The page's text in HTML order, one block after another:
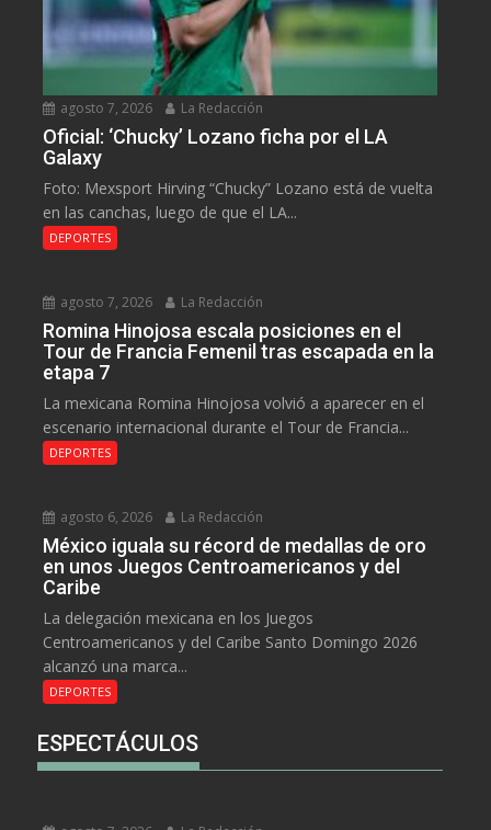
agosto 7, 2026 La Redacción
Oficial: ‘Chucky’ Lozano ficha por el LA
Galaxy
Foto: Mexsport Hirving “Chucky” Lozano está de vuelta
en las canchas, luego de que el LA...
DEPORTES
agosto 7, 2026 La Redacción
Romina Hinojosa escala posiciones en el
Tour de Francia Femenil tras escapada en la
etapa 7
La mexicana Romina Hinojosa volvió a aparecer en el
escenario internacional durante el Tour de Francia...
DEPORTES
agosto 6, 2026 La Redacción
México iguala su récord de medallas de oro
en unos Juegos Centroamericanos y del
Caribe
La delegación mexicana en los Juegos
Centroamericanos y del Caribe Santo Domingo 2026
alcanzó una marca...
DEPORTES
ESPECTÁCULOS